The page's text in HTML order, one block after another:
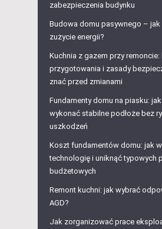
zabezpieczenia budynku
Budowa domu pasywnego –
zużycie energii?
Kuchnia z gazem przy
przygotowania i zasady
znać przed zmianami
Fundamenty domu na piasku:
wykonać stabilne podłoże bez
uszkodzeń
Koszt fundamentów domu: jak
technologię i uniknąć typowych
budżetowych
Remont kuchni: jak wybrać
AGD?
Jak zorganizować prace